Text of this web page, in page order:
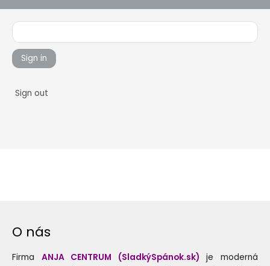
Sign in
Sign out
O nás
Firma ANJA CENTRUM (SladkýSpánok.sk) je moderná